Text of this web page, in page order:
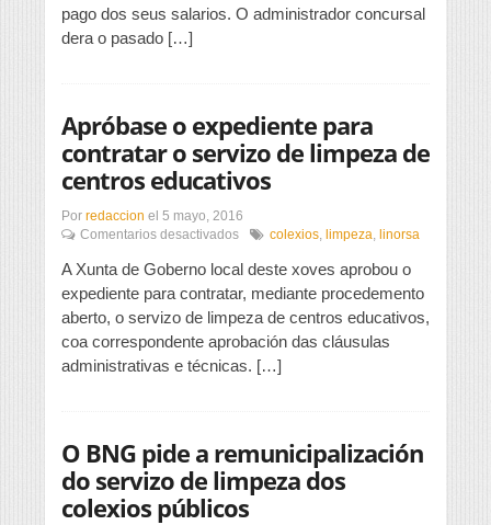
pago dos seus salarios. O administrador concursal
dera o pasado […]
Apróbase o expediente para
contratar o servizo de limpeza de
centros educativos
Por redaccion el 5 mayo, 2016
Comentarios desactivadosen
o
expediente
contratar
o
servizo
educativos
colexios, limpeza, linorsa
A Xunta de Goberno local deste xoves aprobou o
expediente para contratar, mediante procedemento
aberto, o servizo de limpeza de centros educativos,
coa correspondente aprobación das cláusulas
administrativas e técnicas. […]
O BNG pide a remunicipalización
do servizo de limpeza dos
colexios públicos